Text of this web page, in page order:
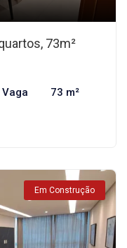
73m²
Vaga 73 m²
Em Construção